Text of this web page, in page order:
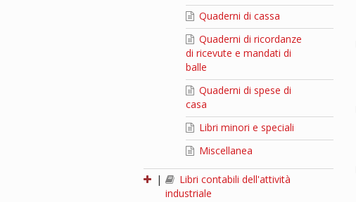
Quaderni di cassa
Quaderni di ricordanze
di ricevute e mandati di
balle
Quaderni di spese di
casa
Libri minori e speciali
Miscellanea
|
Libri contabili dell'attività
industriale